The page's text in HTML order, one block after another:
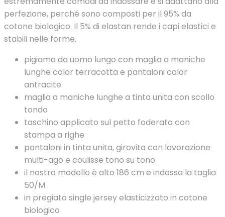
perfezione, perché sono composti per il 95% da
cotone biologico. Il 5% di elastan rende i capi elastici e
stabili nelle forme.
pigiama da uomo lungo con maglia a maniche
lunghe color terracotta e pantaloni color
antracite
maglia a maniche lunghe a tinta unita con scollo
tondo
taschino applicato sul petto foderato con
stampa a righe
pantaloni in tinta unita, girovita con lavorazione
multi-ago e coulisse tono su tono
il nostro modello è alto 186 cm e indossa la taglia
50/M
in pregiato single jersey elasticizzato in cotone
biologico